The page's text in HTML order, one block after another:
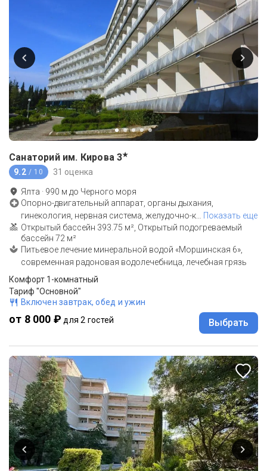
Санаторий им. Кирова 3★
9.2 / 10 31 оценка
Ялта · 990 м до Черного моря
Опорно-двигательный аппарат, органы дыхания,
гинекология, нервная система, желудочно-к
Показать еще
Открытый бассейн 393.75 м², Открытый подогреваемый
бассейн 72 м²
Питьевое лечение минеральной водой «Моршинская 6»,
современная радоновая водолечебница, лечебная грязь
Комфорт 1-комнатный
Тариф "Основной"
Включен завтрак, обед и ужин
от 8 000 ₽ для 2 гостей Выбрать